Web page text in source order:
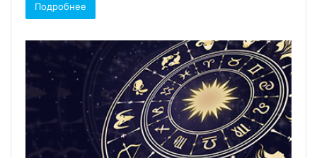
Подробнее